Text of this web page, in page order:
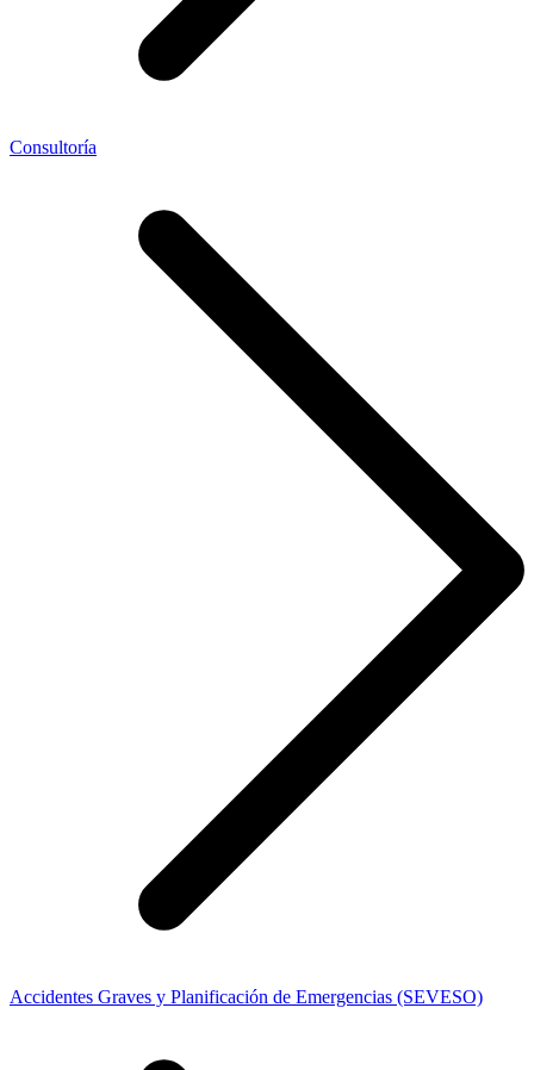
Consultoría
Accidentes Graves y Planificación de Emergencias (SEVESO)